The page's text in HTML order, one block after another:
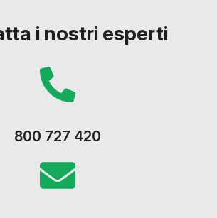
i nostri esperti
800 727 420